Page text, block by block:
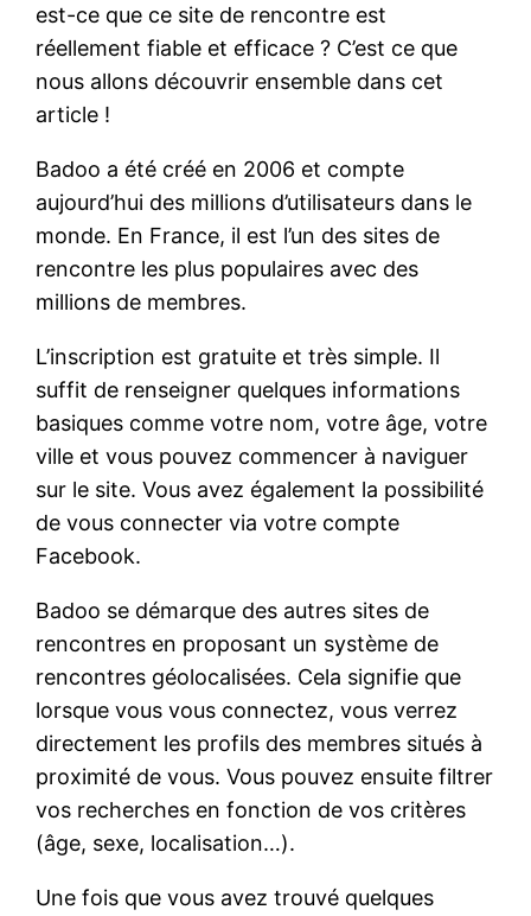
est-ce que ce site de rencontre est
réellement fiable et efficace ? C’est ce que
nous allons découvrir ensemble dans cet
article !
Badoo a été créé en 2006 et compte
aujourd’hui des millions d’utilisateurs dans le
monde. En France, il est l’un des sites de
rencontre les plus populaires avec des
millions de membres.
L’inscription est gratuite et très simple. Il
suffit de renseigner quelques informations
basiques comme votre nom, votre âge, votre
ville et vous pouvez commencer à naviguer
sur le site. Vous avez également la possibilité
de vous connecter via votre compte
Facebook.
Badoo se démarque des autres sites de
rencontres en proposant un système de
rencontres géolocalisées. Cela signifie que
lorsque vous vous connectez, vous verrez
directement les profils des membres situés à
proximité de vous. Vous pouvez ensuite filtrer
vos recherches en fonction de vos critères
(âge, sexe, localisation…).
Une fois que vous avez trouvé quelques